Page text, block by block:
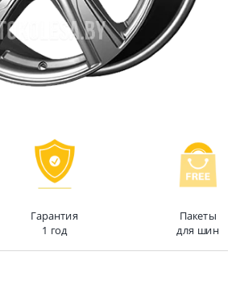
Гарантия
1 год
Пакеты
для шин